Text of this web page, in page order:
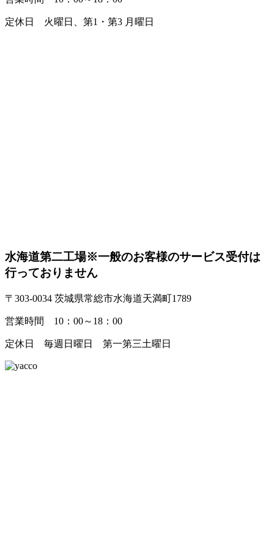
定休日 火曜日、第1・第3 月曜日
水海道第二工場※一般のお客様のサービス受付は
行っておりません
〒303-0034 茨城県常総市水海道天満町1789
営業時間 10：00～18：00
定休日 毎週日曜日 第一第三土曜日